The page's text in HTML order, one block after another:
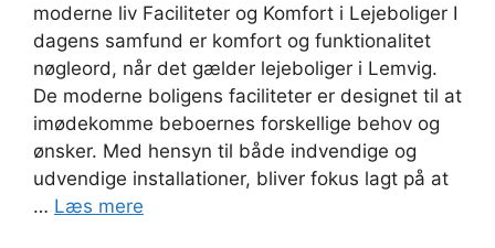
moderne liv Faciliteter og Komfort i Lejeboliger I
dagens samfund er komfort og funktionalitet
nøgleord, når det gælder lejeboliger i Lemvig.
De moderne boligens faciliteter er designet til at
imødekomme beboernes forskellige behov og
ønsker. Med hensyn til både indvendige og
udvendige installationer, bliver fokus lagt på at
… Læs mere